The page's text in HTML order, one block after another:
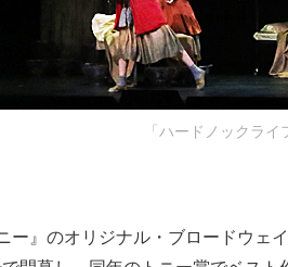
「ハードノックライ
ー』のオリジナル・ブロードウェ